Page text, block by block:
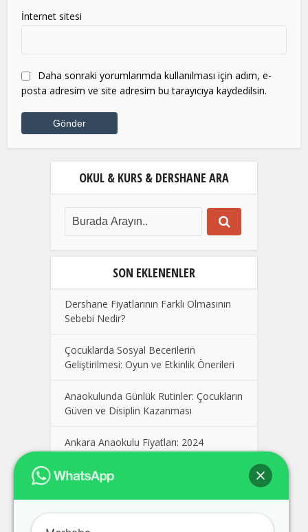
İnternet sitesi
Daha sonraki yorumlarımda kullanılması için adım, e-
posta adresim ve site adresim bu tarayıcıya kaydedilsin.
OKUL & KURS & DERSHANE ARA
SON EKLENENLER
Dershane Fiyatlarının Farklı Olmasının
Sebebi Nedir?
Çocuklarda Sosyal Becerilerin
Geliştirilmesi: Oyun ve Etkinlik Önerileri
Anaokulunda Günlük Rutinler: Çocukların
Güven ve Disiplin Kazanması
Ankara Anaokulu Fiyatları: 2024
Kolej Seçimi Yaparken Dikkat Edilmesi